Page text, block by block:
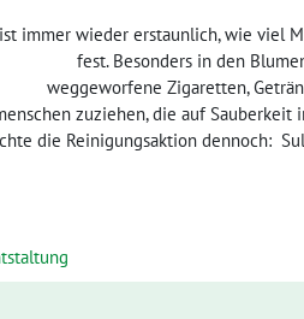
ist immer wieder erstaunlich, wie viel
fest. Besonders in den
weggeworfene Zigaretten,
zuziehen, die auf Sauberkeit
die Reinigungsaktion dennoch: